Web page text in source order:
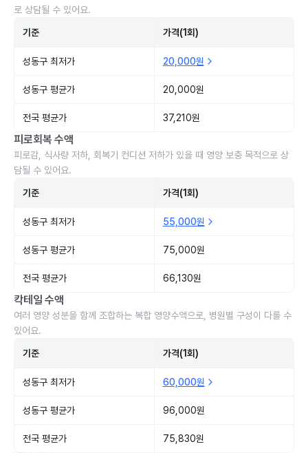
로 상담될 수 있어요.
기준 가격(1회)
성동구 최저가 20,000원
성동구 평균가 20,000원
전국 평균가 37,210원
피로회복 수액
피로감, 식사량 저하, 회복기 컨디션 저하가 있을 때 영양 보충 목적으로 상
담될 수 있어요.
기준 가격(1회)
성동구 최저가 55,000원
성동구 평균가 75,000원
전국 평균가 66,130원
칵테일 수액
여러 영양 성분을 함께 조합하는 복합 영양수액으로, 병원별 구성이 다를 수
있어요.
기준 가격(1회)
성동구 최저가 60,000원
성동구 평균가 96,000원
전국 평균가 75,830원